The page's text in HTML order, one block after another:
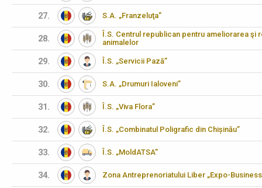
27. S.A. „Franzeluţa”
28.
Î.S. Centrul republican pentru ameliorarea şi
animalelor
29. Î.S. „Servicii Pază”
30. S.A. „Drumuri Ialoveni”
31. Î.S. „Viva Flora”
32. Î.S. „Combinatul Poligrafic din Chișinău”
33. Î.S. „MoldATSA”
34. Zona Antreprenoriatului Liber „Expo-